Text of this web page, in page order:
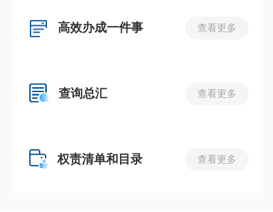
高效办成一件事 查看更多
查询总汇 查看更多
权责清单和目录 查看更多